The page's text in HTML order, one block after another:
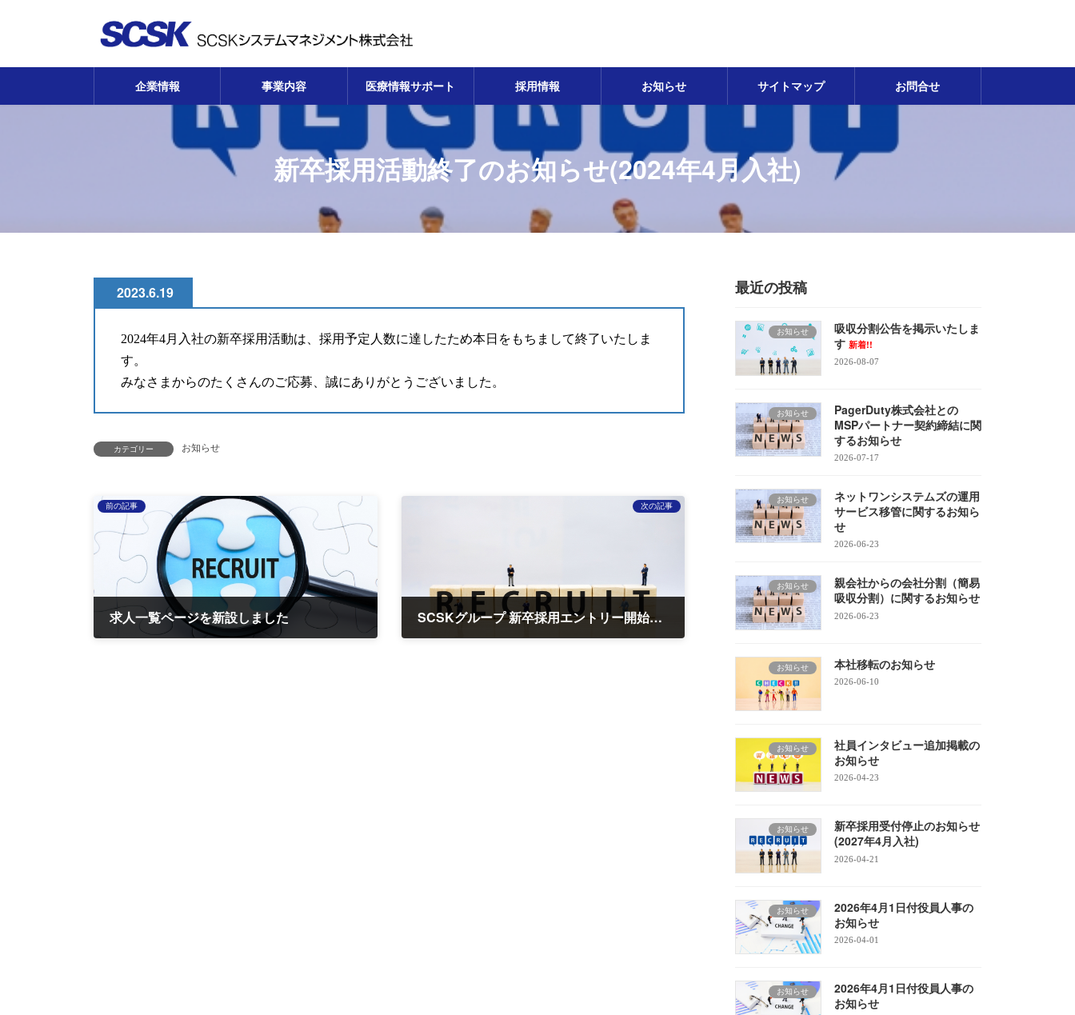
ス
ン
企業情報 事業内容 医療情報サポート 採用情報 お知らせ サイトマップ お問合せ
新卒採用活動終了のお知らせ(2024年4月入社)
2023.6.19
2024年4月入社の新卒採用活動は、採用予定人数に達したため本日をもちまして終了いたしま
す。
みなさまからのたくさんのご応募、誠にありがとうございました。
カテゴリー お知らせ
前の記事
求人一覧ページを新設しました
次の記事
SCSKグループ 新卒採用エントリー開始のお知らせ
最近の投稿
お知らせ
吸収分割公告を掲示いたしま
す 新着!!
2026-08-07
お知らせ
PagerDuty株式会社との
MSPパートナー契約締結に関
するお知らせ
2026-07-17
お知らせ
ネットワンシステムズの運用
サービス移管に関するお知ら
せ
2026-06-23
お知らせ
親会社からの会社分割（簡易
吸収分割）に関するお知らせ
2026-06-23
お知らせ 本社移転のお知らせ
2026-06-10
お知らせ
社員インタビュー追加掲載の
お知らせ
2026-04-23
お知らせ
新卒採用受付停止のお知らせ
(2027年4月入社)
2026-04-21
お知らせ
2026年4月1日付役員人事の
お知らせ
2026-04-01
お知らせ
2026年4月1日付役員人事の
お知らせ